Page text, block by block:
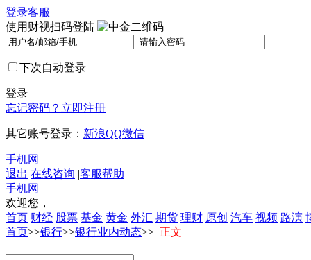
登录客服
使用财视扫码登陆
下次自动登录
登录
忘记密码？ 立即注册
其它账号登录： 新浪QQ微信
手机网
退出 在线咨询 |客服帮助
手机网
欢迎您，
首页 财经 股票 基金 黄金 外汇 期货 理财 原创 汽车 视频 路演
首页>>银行>>银行业内动态>> 正文